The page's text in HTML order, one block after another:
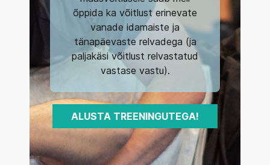
õppida ka võitlust erinevate
vanade idamaiste ja
tänapäevaste relvadega (ja
paljakäsi võitlust relvastatud
vastase vastu).
ALUSTA TREENINGUTEGA!